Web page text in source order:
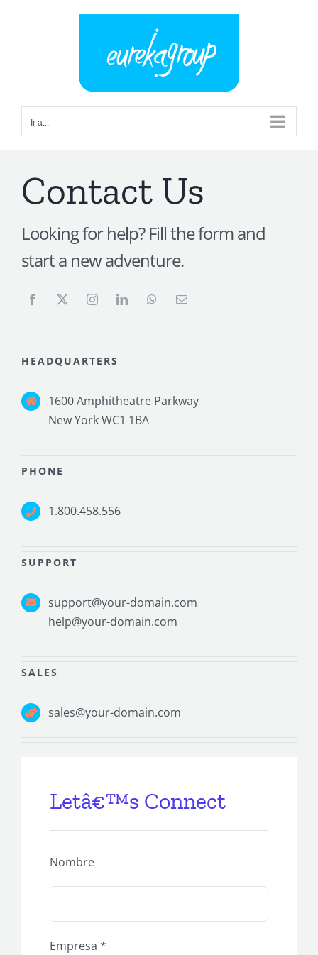
Ir a...
Contact Us
Looking for help? Fill the form and
start a new adventure.
HEADQUARTERS
1600 Amphitheatre Parkway
New York WC1 1BA
PHONE
1.800.458.556
SUPPORT
support@your-domain.com
help@your-domain.com
SALES
sales@your-domain.com
Letâ€™s Connect
Nombre
Empresa *